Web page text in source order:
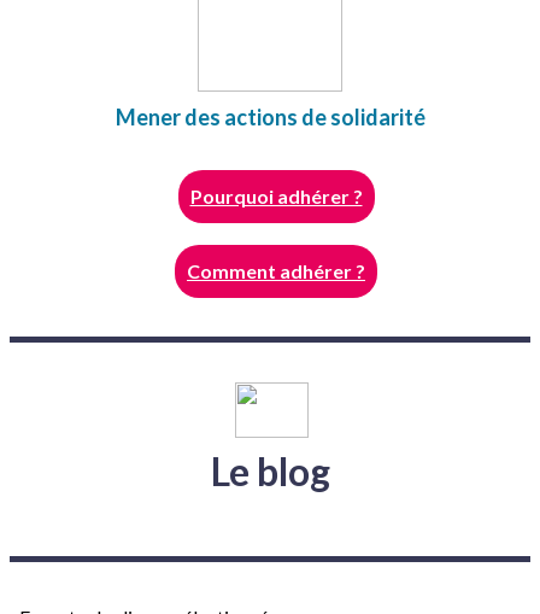
Mener des actions de solidarité
Pourquoi adhérer ?
Comment adhérer ?
Le blog